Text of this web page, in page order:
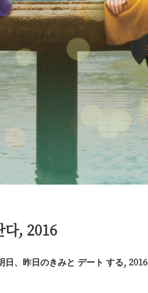
다, 2016
、昨日のきみと デート する, 2016